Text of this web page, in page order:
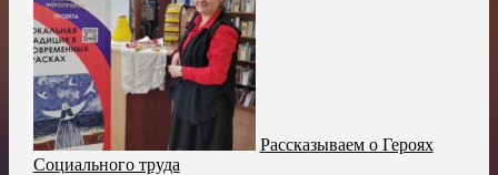
Рассказываем о Героях
Социального труда